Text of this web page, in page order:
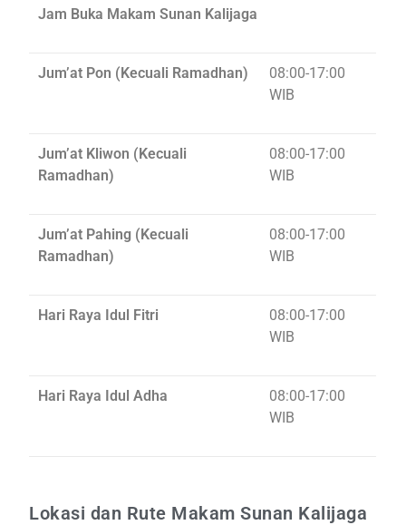
Jam Buka Makam Sunan Kalijaga
Jum’at Pon (Kecuali Ramadhan)
08:00-17:00
WIB
Jum’at Kliwon (Kecuali
Ramadhan)
08:00-17:00
WIB
Jum’at Pahing (Kecuali
Ramadhan)
08:00-17:00
WIB
Hari Raya Idul Fitri
08:00-17:00
WIB
Hari Raya Idul Adha
08:00-17:00
WIB
Lokasi dan Rute Makam Sunan Kalijaga